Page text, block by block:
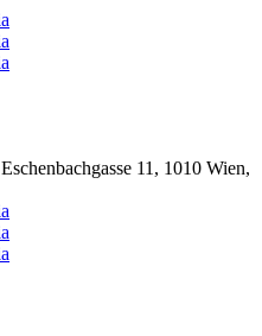
Eschenbachgasse 11, 1010 Wien,